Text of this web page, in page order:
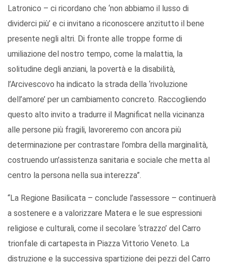
Latronico – ci ricordano che ‘non abbiamo il lusso di
dividerci più’ e ci invitano a riconoscere anzitutto il bene
presente negli altri. Di fronte alle troppe forme di
umiliazione del nostro tempo, come la malattia, la
solitudine degli anziani, la povertà e la disabilità,
l’Arcivescovo ha indicato la strada della ‘rivoluzione
dell’amore’ per un cambiamento concreto. Raccogliendo
questo alto invito a tradurre il Magnificat nella vicinanza
alle persone più fragili, lavoreremo con ancora più
determinazione per contrastare l’ombra della marginalità,
costruendo un’assistenza sanitaria e sociale che metta al
centro la persona nella sua interezza”.
“La Regione Basilicata – conclude l’assessore – continuerà
a sostenere e a valorizzare Matera e le sue espressioni
religiose e culturali, come il secolare ‘strazzo’ del Carro
trionfale di cartapesta in Piazza Vittorio Veneto. La
distruzione e la successiva spartizione dei pezzi del Carro